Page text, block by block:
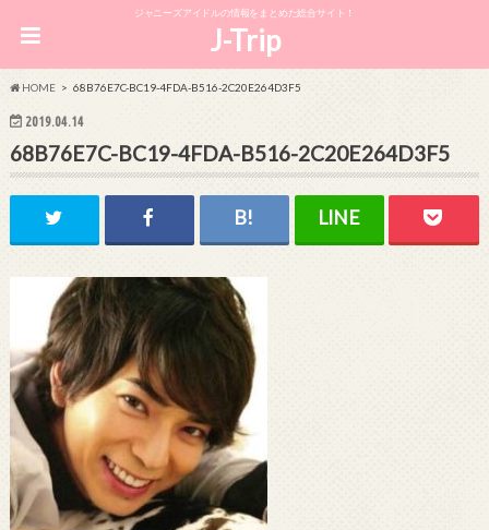
ジャニーズアイドルの情報をまとめた総合サイト！
J-Trip
HOME 68B76E7C-BC19-4FDA-B516-2C20E264D3F5
2019.04.14
68B76E7C-BC19-4FDA-B516-2C20E264D3F5